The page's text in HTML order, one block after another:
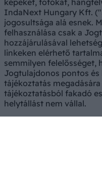
képeket, fotókat,
IndaNext Hungary Kft.
jogosultsága alá esnek.
felhasználása csak a
hozzájárulásával
linkeken elérhető
semmilyen felelősséget,
Jogtulajdonos pontos
tájékoztatás
tájékoztatásból fakadó
helytállást nem vállal.